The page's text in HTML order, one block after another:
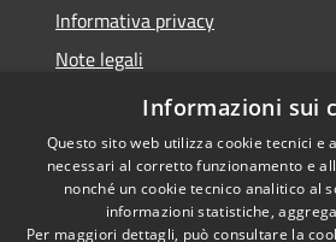
Informativa privacy
Note legali
Dichiarazione di accessibilità
Informazioni sui
Questo sito web utilizza cookie tecnici e
necessari al corretto funzionamento e
nonché un cookie tecnico analitico al
informazioni statistiche,
Per maggiori dettagli, può consultare la